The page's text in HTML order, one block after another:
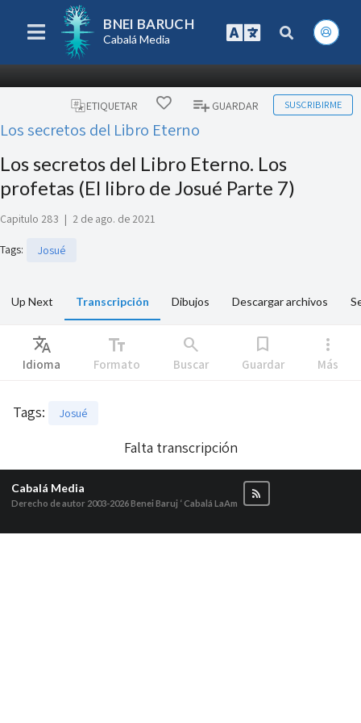
BNEI BARUCH
Cabalá Media
ETIQUETAR GUARDAR SUSCRIBIRME
Los secretos del Libro Eterno
Los secretos del Libro Eterno. Los
profetas (El libro de Josué Parte 7)
Capitulo 283 | 2 de ago. de 2021
Tags: Josué
Up Next Transcripción Dibujos Descargar archivos
Translate
Idioma
text_fields
Formato
search
Buscar
bookmark
Guardar
more_vert
Más
Tags: Josué
Falta transcripción
Cabalá Media
Derecho de autor 2003-2026Benei Baruj ‘ Cabalá LaAm